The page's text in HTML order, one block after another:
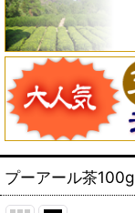
プーアール茶100g